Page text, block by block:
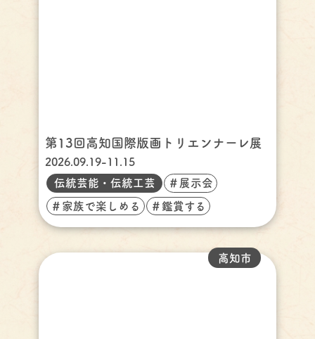
第13回高知国際版画トリエンナーレ展
2026.09.19-11.15
伝統芸能・伝統工芸
＃展示会
＃家族で楽しめる ＃鑑賞する
高知市